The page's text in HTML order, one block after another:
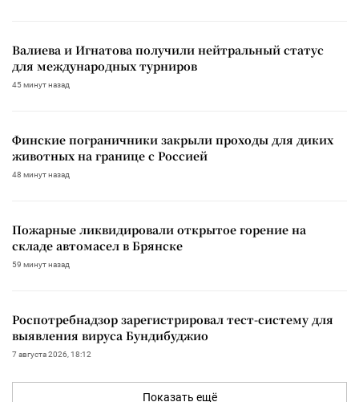
Валиева и Игнатова получили нейтральный статус
для международных турниров
45 минут назад
Финские пограничники закрыли проходы для диких
животных на границе с Россией
48 минут назад
Пожарные ликвидировали открытое горение на
складе автомасел в Брянске
59 минут назад
Роспотребнадзор зарегистрировал тест-систему для
выявления вируса Бундибуджио
7 августа 2026, 18:12
Показать ещё